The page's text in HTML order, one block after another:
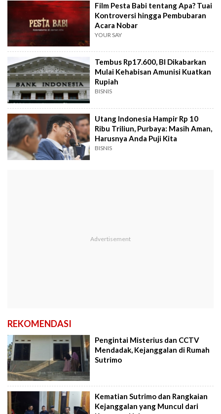
Film Pesta Babi tentang Apa? Tuai
Kontroversi hingga Pembubaran
Acara Nobar
YOUR SAY
Tembus Rp17.600, BI Dikabarkan
Mulai Kehabisan Amunisi Kuatkan
Rupiah
BISNIS
Utang Indonesia Hampir Rp 10
Ribu Triliun, Purbaya: Masih Aman,
Harusnya Anda Puji Kita
BISNIS
REKOMENDASI
Pengintai Misterius dan CCTV
Mendadak, Kejanggalan di Rumah
Sutrimo
Kematian Sutrimo dan Rangkaian
Kejanggalan yang Muncul dari